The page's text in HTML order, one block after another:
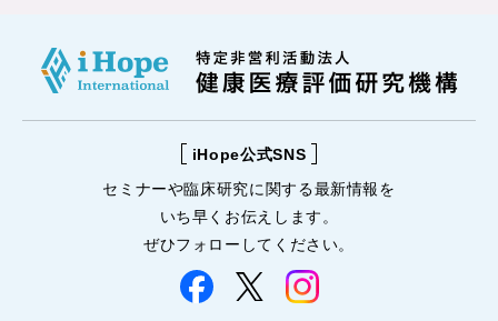
iHope公式SNS
セミナーや臨床研究に関する最新情報を
いち早くお伝えします。
ぜひフォローしてください。